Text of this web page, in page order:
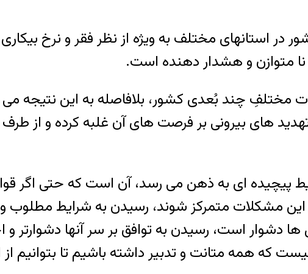
در استانهای مختلف به ویژه از نظر فقر و نرخ
نا متوازن و هشدار دهنده است.
مختلفِ چند بُعدی کشور، بلافاصله به این نتیجه
های بیرونی بر فرصت های آن غلبه کرده و از طرف
پیچیده ای به ذهن می رسد، آن است که حتی اگر
مشکلات متمرکز شوند، رسیدن به شرایط مطلوب و
دشوار است، رسیدن به توافق بر سر آنها دشوارتر و
که همه متانت و تدبیر داشته باشیم تا بتوانیم